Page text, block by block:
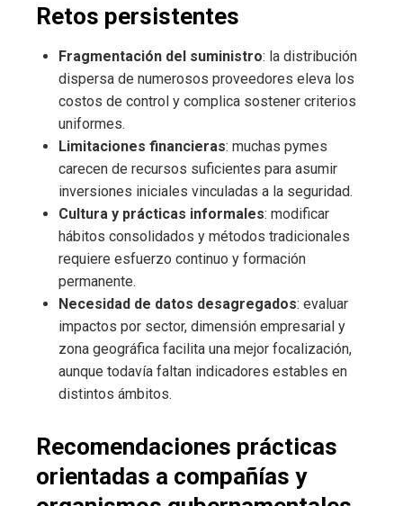
Retos persistentes
Fragmentación del suministro: la distribución
dispersa de numerosos proveedores eleva los
costos de control y complica sostener criterios
uniformes.
Limitaciones financieras: muchas pymes
carecen de recursos suficientes para asumir
inversiones iniciales vinculadas a la seguridad.
Cultura y prácticas informales: modificar
hábitos consolidados y métodos tradicionales
requiere esfuerzo continuo y formación
permanente.
Necesidad de datos desagregados: evaluar
impactos por sector, dimensión empresarial y
zona geográfica facilita una mejor focalización,
aunque todavía faltan indicadores estables en
distintos ámbitos.
Recomendaciones prácticas
orientadas a compañías y